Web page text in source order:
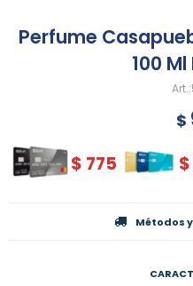
Perfume
100
$
$ 775 $
Métodos